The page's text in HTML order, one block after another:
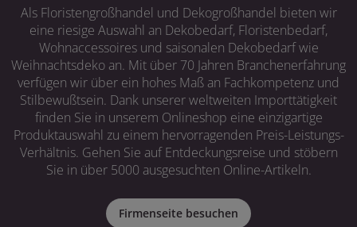
Als Floristengroßhandel und Dekogroßhandel bieten wir
eine riesige Auswahl an Dekobedarf, Floristenbedarf,
Wohnaccessoires und saisonalen Dekobedarf wie
Weihnachtsdeko an. Mit über 70 Jahren Branchenerfahrung
verfügen wir über ein hohes Maß an Fachkompetenz und
Stilbewußtsein. Dank unserer weltweiten Importtätigkeit
finden Sie in unserem Onlineshop eine einzigartige
Produktauswahl zu einem hervorragenden Preis-Leistungs-
Verhältnis. Gehen Sie auf Entdeckungsreise und stöbern
Sie in über 5000 ausgesuchten Online-Artikeln.
Firmenseite besuchen